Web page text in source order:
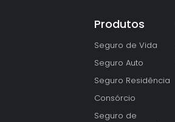
Produtos
Seguro de Vida
Seguro Auto
Seguro Residência
Consórcio
Seguro de